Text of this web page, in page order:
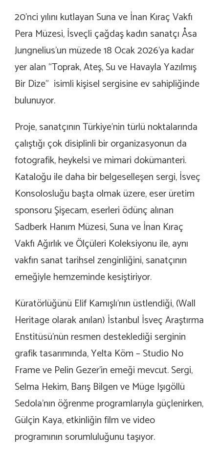
20’nci yılını kutlayan Suna ve İnan Kıraç Vakfı
Pera Müzesi, İsveçli çağdaş kadın sanatçı Åsa
Jungnelius’un müzede 18 Ocak 2026’ya kadar
yer alan “Toprak, Ateş, Su ve Havayla Yazılmış
Bir Dize” isimli kişisel sergisine ev sahipliğinde
bulunuyor.
Proje, sanatçının Türkiye’nin türlü noktalarında
çalıştığı çok disiplinli bir organizasyonun da
fotografik, heykelsi ve mimari dokümanteri.
Kataloğu ile daha bir belgeselleşen sergi, İsveç
Konsolosluğu başta olmak üzere, eser üretim
sponsoru Şişecam, eserleri ödünç alınan
Sadberk Hanım Müzesi, Suna ve İnan Kıraç
Vakfı Ağırlık ve Ölçüleri Koleksiyonu ile, aynı
vakfın sanat tarihsel zenginliğini, sanatçının
emeğiyle hemzeminde kesiştiriyor.
Küratörlüğünü Elif Kamışlı’nın üstlendiği, (Wall
Heritage olarak anılan) İstanbul İsveç Araştırma
Enstitüsü’nün resmen desteklediği serginin
grafik tasarımında, Yelta Köm – Studio No
Frame ve Pelin Gezer’in emeği mevcut. Sergi,
Selma Hekim, Barış Bilgen ve Müge Işıgöllü
Sedola’nın öğrenme programlarıyla güçlenirken,
Gülçin Kaya, etkinliğin film ve video
programının sorumluluğunu taşıyor.